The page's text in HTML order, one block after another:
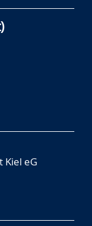
Kiel eG